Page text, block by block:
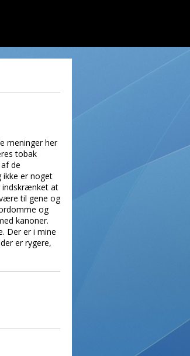
meninger her
tobak
de
ikke er noget
indskrænket at
til gene og
og
kanoner.
Der er i mine
er rygere,